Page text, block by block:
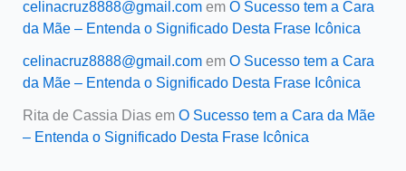
celinacruz8888@gmail.comem O Sucesso tem a Cara
da Mãe – Entenda o Significado Desta Frase Icônica
celinacruz8888@gmail.comem O Sucesso tem a Cara
da Mãe – Entenda o Significado Desta Frase Icônica
Rita de Cassia Diasem O Sucesso tem a Cara da Mãe
– Entenda o Significado Desta Frase Icônica